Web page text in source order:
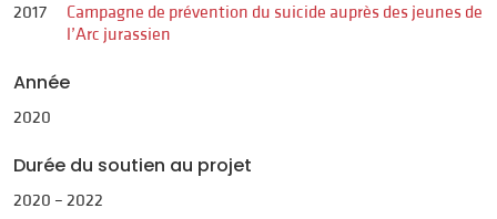
2017
Campagne de prévention du suicide auprès des jeunes de
l’Arc jurassien
Année
2020
Durée du soutien au projet
2020 – 2022